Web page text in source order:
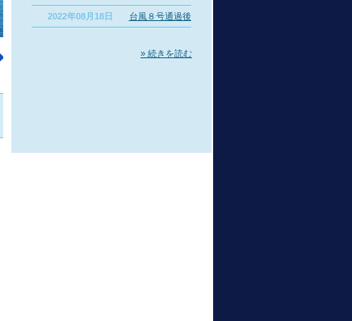
2022年08月18日 台風８号通過後
» 続きを読む